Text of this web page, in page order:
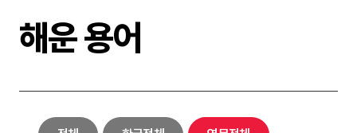
해운 용어